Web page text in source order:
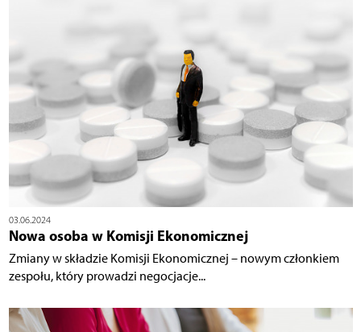
03.06.2024
Nowa osoba w Komisji Ekonomicznej
Zmiany w składzie Komisji Ekonomicznej – nowym członkiem
zespołu, który prowadzi negocjacje...